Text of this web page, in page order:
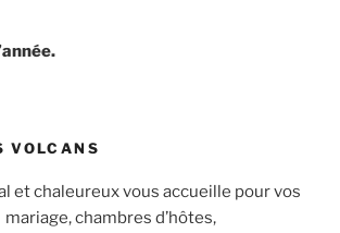
VOLCANS
et chaleureux vous accueille pour vos
chambres d’hôtes,